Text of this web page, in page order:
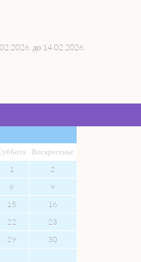
до 14.02.2026.
бота Воскресенье
1
2
8
9
15
16
22
23
29
30